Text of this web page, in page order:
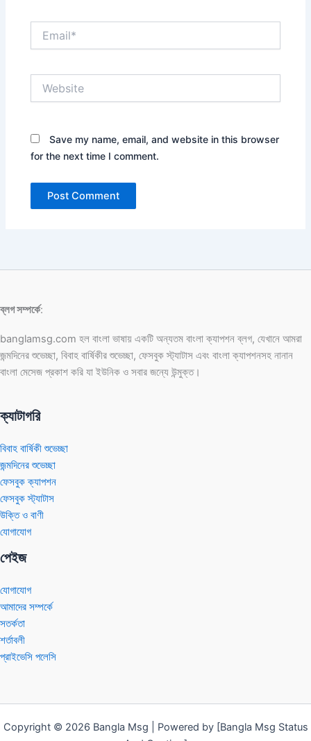
Save my name, email, and website in this browser
for the next time I comment.
ব্লগ সম্পর্কে:
banglamsg.com হল বাংলা ভাষায় একটি অন্যতম বাংলা ক্যাপশন ব্লগ, যেখানে আমরা
জন্মদিনের শুভেচ্ছা, বিবাহ বার্ষিকীর শুভেচ্ছা, ফেসবুক স্ট্যাটাস এবং বাংলা ক্যাপশনসহ নানান
বাংলা মেসেজ প্রকাশ করি যা ইউনিক ও সবার জন্যে উন্মুক্ত।
ক্যাটাগরি
বিবাহ বার্ষিকী শুভেচ্ছা
জন্মদিনের শুভেচ্ছা
ফেসবুক ক্যাপশন
ফেসবুক স্ট্যাটাস
উক্তি ও বাণী
যোগাযোগ
পেইজ
যোগাযোগ
আমাদের সম্পর্কে
সতর্কতা
শর্তাবলী
প্রাইভেসি পলেসি
Copyright © 2026 Bangla Msg | Powered by [Bangla Msg Status